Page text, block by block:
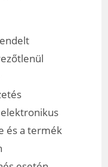
és a termék